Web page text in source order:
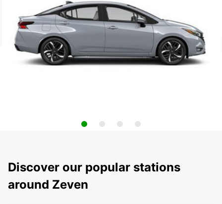
Discover our popular stations
around Zeven